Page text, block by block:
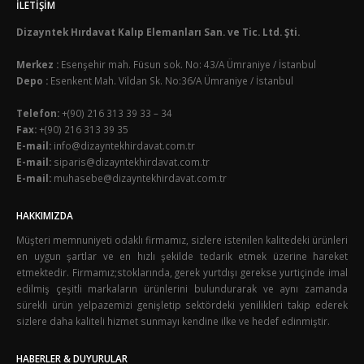
İLETIŞIM
Dizayntek Hırdavat Kalıp Elemanları San. ve Tic. Ltd. Şti.
Merkez : Esenşehir mah. Füsun sok. No: 43/A Ümraniye / İstanbul
Depo : Esenkent Mah. Vildan Sk. No:36/A Ümraniye / İstanbul
Telefon:+(90) 216 313 39 33 – 34
Fax:+(90) 216 313 39 35
E-mail: info@dizayntekhirdavat.com.tr
E-mail: siparis@dizayntekhirdavat.com.tr
E-mail: muhasebe@dizayntekhirdavat.com.tr
HAKKIMIZDA
Müşteri memnuniyeti odaklı firmamız, sizlere istenilen kalitedeki ürünleri
en uygun şartlar ve en hızlı şekilde tedarik etmek üzerine hareket
etmektedir. Firmamız;stoklarında, gerek yurtdışı gerekse yurtiçinde imal
edilmiş çeşitli markaların ürünlerini bulundurarak ve aynı zamanda
sürekli ürün yelpazemizi genişletip sektördeki yenilikleri takip ederek
sizlere daha kaliteli hizmet sunmayı kendine ilke ve hedef edinmiştir.
HABERLER & DUYURULAR